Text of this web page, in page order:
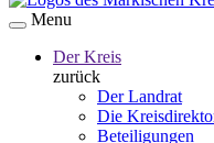
Menu
Der Kreis
zurück
Der Landrat
Die
Beteiligungen